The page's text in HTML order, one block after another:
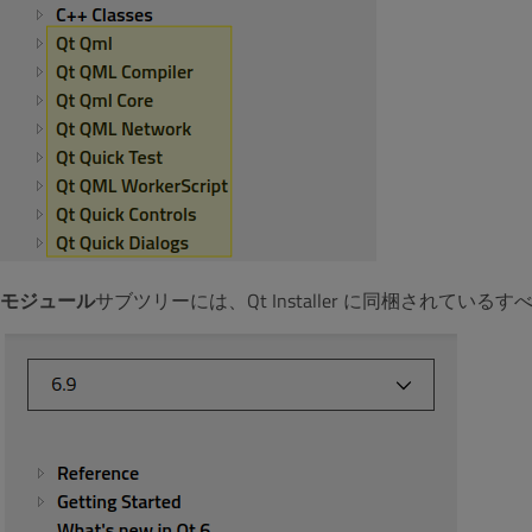
モジュールサブツリーには、Qt Installer に同梱されているす